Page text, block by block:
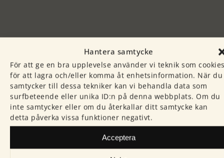
Hantera samtycke
För att ge en bra upplevelse använder vi teknik som
för att lagra och/eller komma åt enhetsinformation. När du
samtycker till dessa tekniker kan vi behandla data som
surfbeteende eller unika ID:n på denna webbplats. Om du
inte samtycker eller om du återkallar ditt samtycke kan
detta påverka vissa funktioner negativt.
Acceptera
Prenumerera på